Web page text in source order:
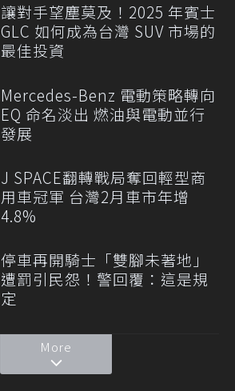
讓對手望塵莫及！2025 年賓士
GLC 如何成為台灣 SUV 市場的
最佳投資
Mercedes-Benz 電動策略轉向
EQ 命名淡出 燃油與電動並行
發展
J SPACE翻轉戰局奪回輕型商
用車冠軍 台灣2月車市年增
4.8%
停車再開騎士「雙腳未著地」
遭罰引民怨！警回覆：這是規
定
More